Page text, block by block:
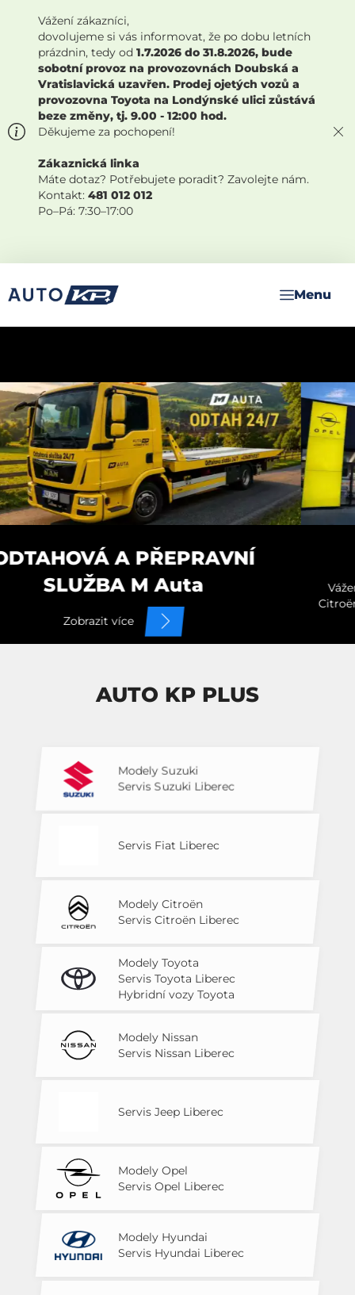
Vážení zákazníci,
dovolujeme si vás informovat, že po dobu letních
prázdnin, tedy od 1.7.2026 do 31.8.2026, bude
sobotní provoz na provozovnách Doubská a
Vratislavická uzavřen. Prodej ojetých vozů a
provozovna Toyota na Londýnské ulici zůstává
beze změny, tj. 9.00 - 12:00 hod.
Děkujeme za pochopení!
Zákaznická linka
Máte dotaz? Potřebujete poradit? Zavolejte nám.
Kontakt: 481 012 012
Po–Pá: 7:30–17:00
Opel a Citroën
Vážení zákazníci, od 1.9.2025 prodej i servis vozů Opel a
Citroën najdete na zcela nové provozovně na Vratislavické
ul. 1012 v Liberci.
AUTO KP PLUS
Modely Suzuki
Servis Suzuki Liberec
Servis Fiat Liberec
Modely Citroën
Servis Citroën Liberec
Modely Toyota
Servis Toyota Liberec
Hybridní vozy Toyota
Modely Nissan
Servis Nissan Liberec
Servis Jeep Liberec
Modely Opel
Servis Opel Liberec
Modely Hyundai
Servis Hyundai Liberec